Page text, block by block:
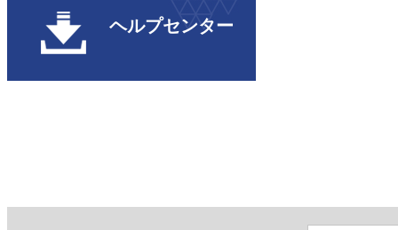
ヘルプセンター